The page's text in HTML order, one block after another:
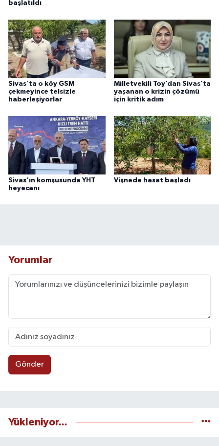
başlatıldı
Sivas'ta o köy GSM
çekmeyince telsizle
haberleşiyorlar
Milletvekili Toy’dan Sivas’ta
yaşanan o krizin çözümü
için kritik adım
Sivas'ın komşusunda YHT
heyecanı
Vişnede hasat başladı
Yorumlar
Gönder
Yükleniyor...